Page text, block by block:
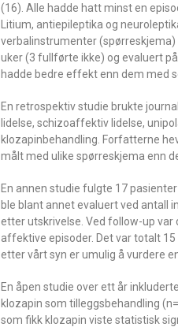
(16). Alle hadde hatt minst en
Litium, antiepileptika og
verbalinstrumenter
uker (3 fullførte ikke) og evaluert
hadde bedre effekt enn dem med
En retrospektiv studie brukte
lidelse, schizoaffektiv lidelse,
klozapinbehandling. Forfatterne
målt med ulike spørreskjema enn
En annen studie fulgte 17
ble blant annet evaluert ved antall
etter utskrivelse. Ved follow-up
affektive episoder. Det var totalt
etter vårt syn er umulig å vurdere
En åpen studie over ett år
klozapin som tilleggsbehandling
som fikk klozapin viste statistisk